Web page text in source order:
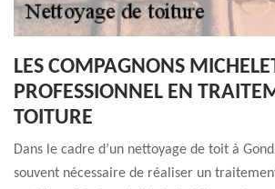
LES COMPAGNONS
PROFESSIONNEL EN
TOITURE
Dans le cadre d’un nettoyage de toit à
souvent nécessaire de réaliser un